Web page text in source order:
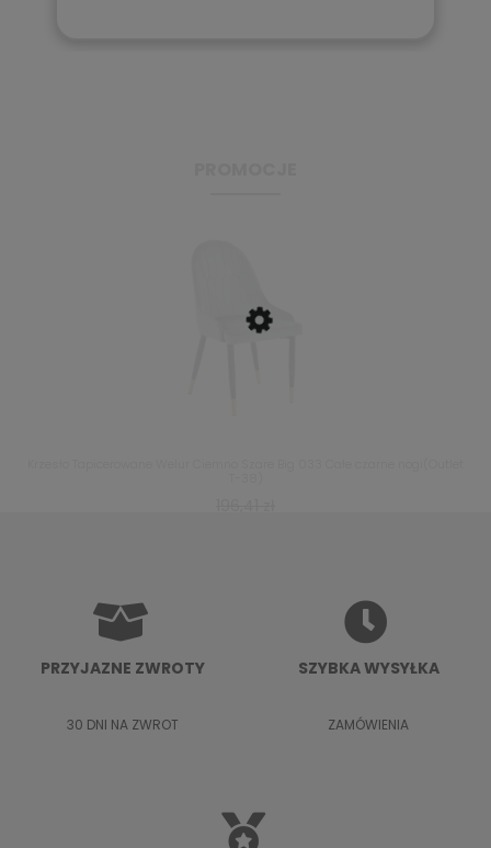
PRZYJAZNE ZWROTY
30 DNI NA ZWROT
SZYBKA WYSYŁKA
ZAMÓWIENIA